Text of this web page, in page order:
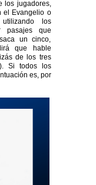
los jugadores,
el Evangelio o
utilizando los
pasajes que
un cinco,
que hable
de los tres
Si todos los
es, por